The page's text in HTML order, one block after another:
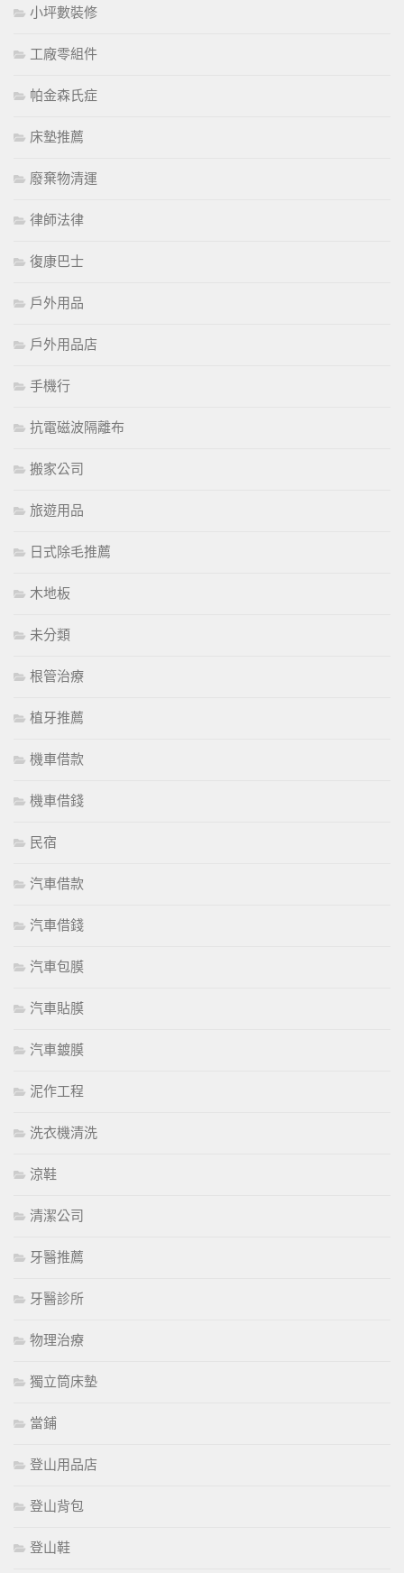
小坪數裝修
工廠零組件
帕金森氏症
床墊推薦
廢棄物清運
律師法律
復康巴士
戶外用品
戶外用品店
手機行
抗電磁波隔離布
搬家公司
旅遊用品
日式除毛推薦
木地板
未分類
根管治療
植牙推薦
機車借款
機車借錢
民宿
汽車借款
汽車借錢
汽車包膜
汽車貼膜
汽車鍍膜
泥作工程
洗衣機清洗
涼鞋
清潔公司
牙醫推薦
牙醫診所
物理治療
獨立筒床墊
當鋪
登山用品店
登山背包
登山鞋